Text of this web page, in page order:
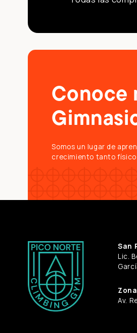
Conoce
Somos un lugar de
crecimiento tanto físico
San
Lic.
Av.